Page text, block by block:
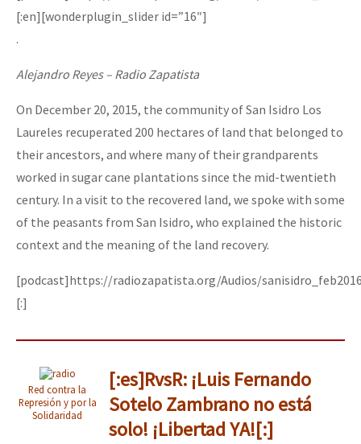
[:en][wonderplugin_slider id=”16″]
.
Alejandro Reyes – Radio Zapatista
On December 20, 2015, the community of San Isidro Los
Laureles recuperated 200 hectares of land that belonged to
their ancestors, and where many of their grandparents
worked in sugar cane plantations since the mid-twentieth
century. In a visit to the recovered land, we spoke with some
of the peasants from San Isidro, who explained the historic
context and the meaning of the land recovery.
[podcast]https://radiozapatista.org/Audios/
[:]
Red contra la
Represión y por la
Solidaridad
[:es]RvsR: ¡Luis Fernando
Sotelo Zambrano no está
solo! ¡Libertad YA![:]